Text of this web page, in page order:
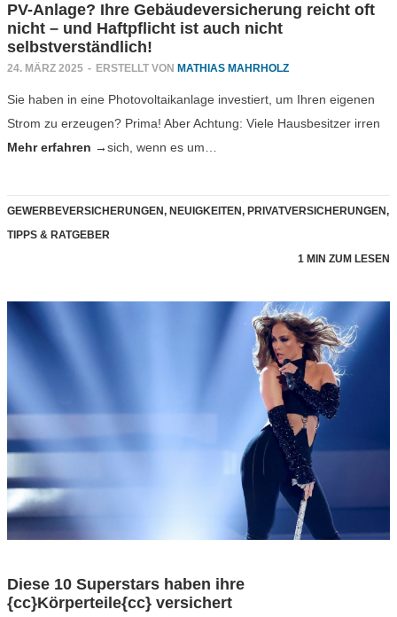
PV-Anlage? Ihre Gebäudeversicherung reicht oft
nicht – und Haftpflicht ist auch nicht
selbstverständlich!
24. MÄRZ 2025 - ERSTELLT VON MATHIAS MAHRHOLZ
Sie haben in eine Photovoltaikanlage investiert, um Ihren eigenen
Strom zu erzeugen? Prima! Aber Achtung: Viele Hausbesitzer irren
sich, wenn es um…
Mehr erfahren →
GEWERBEVERSICHERUNGEN, NEUIGKEITEN, PRIVATVERSICHERUNGEN,
TIPPS & RATGEBER
1 MIN ZUM LESEN
Diese 10 Superstars haben ihre
{cc}Körperteile{cc} versichert